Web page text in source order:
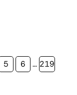
Page
5 Page
6 … Page
219